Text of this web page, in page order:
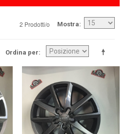
2 Prodotti/o Mostra
Ordina per